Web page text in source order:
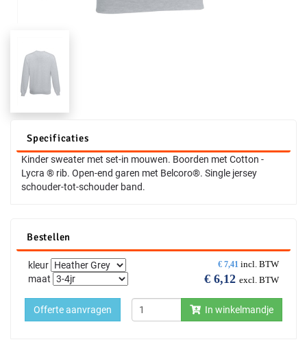
Specificaties
Kinder sweater met set-in mouwen. Boorden met Cotton -
Lycra ® rib. Open-end garen met Belcoro®. Single jersey
schouder-tot-schouder band.
Bestellen
€ 7,41 incl. BTW
€ 6,12 excl. BTW
kleur
maat
In winkelmandje
Offerte aanvragen